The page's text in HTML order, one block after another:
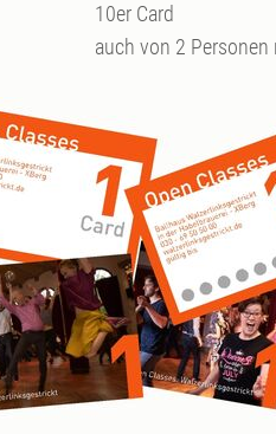
10er Card
auch von 2 Personen